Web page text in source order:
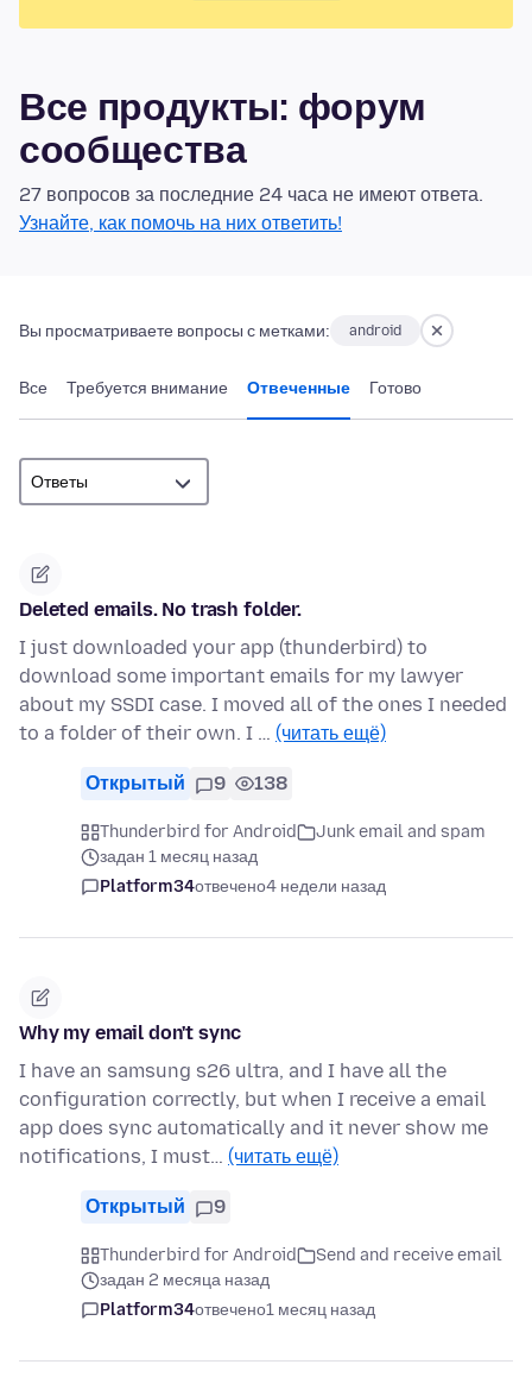
Все продукты: форум
сообщества
27 вопросов за последние 24 часа не имеют ответа.
Узнайте, как помочь на них ответить!
Вы просматриваете вопросы с метками: android
Все Требуется внимание Отвеченные Готово
Deleted emails. No trash folder.
I just downloaded your app (thunderbird) to
download some important emails for my lawyer
about my SSDI case. I moved all of the ones I needed
to a folder of their own. I … (читать ещё)
Открытый 9 138
Thunderbird for Android
Junk email and spam
задан 1 месяц назад
Platform34отвечено4 недели назад
Why my email don't sync
I have an samsung s26 ultra, and I have all the
configuration correctly, but when I receive a email
app does sync automatically and it never show me
notifications, I must… (читать ещё)
Открытый 9
Thunderbird for Android
Send and receive email
задан 2 месяца назад
Platform34отвечено1 месяц назад